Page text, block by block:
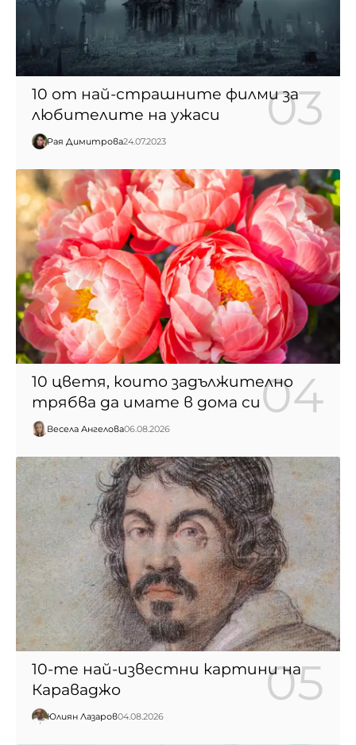
10 от най-страшните филми за
любителите на ужаси
Рая Димитрова24.07.2023
10 цветя, които задължително
трябва да имате в дома си
Весела Ангелова06.08.2026
10-те най-известни картини на
Караваджо
Юлиян Лазаров04.08.2026